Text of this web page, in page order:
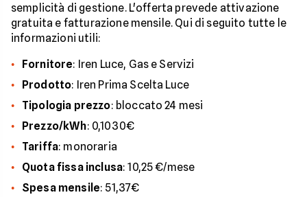
semplicità di gestione. L'offerta prevede attivazione
gratuita e fatturazione mensile. Qui di seguito tutte le
informazioni utili:
Fornitore: Iren Luce, Gas e Servizi
Prodotto: Iren Prima Scelta Luce
Tipologia prezzo: bloccato 24 mesi
Prezzo/kWh: 0,1030€
Tariffa: monoraria
Quota fissa inclusa: 10,25 €/mese
Spesa mensile: 51,37€